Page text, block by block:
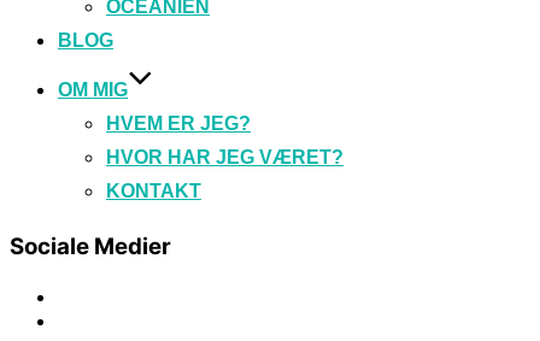
OCEANIEN
BLOG
OM MIG
HVEM ER JEG?
HVOR HAR JEG VÆRET?
KONTAKT
Sociale Medier